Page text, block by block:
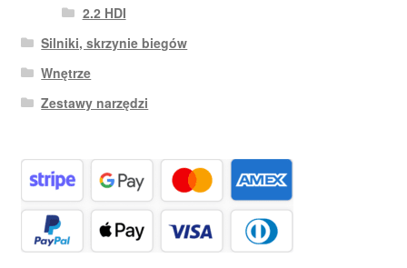
2.2 HDI
Silniki, skrzynie biegów
Wnętrze
Zestawy narzędzi